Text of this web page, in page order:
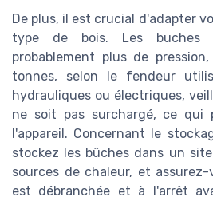
De plus, il est crucial d'adapter
type de bois. Les buches
probablement plus de
tonnes, selon le fendeur
hydrauliques ou électriques,
ne soit pas surchargé, ce qui
l'appareil. Concernant le
stockez les bûches dans un
sources de chaleur, et
est débranchée et à l'arrêt